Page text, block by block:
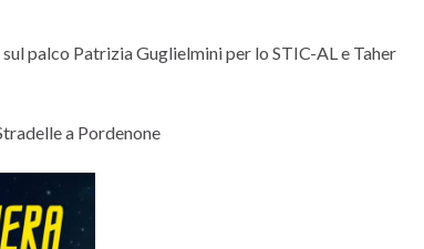
palco Patrizia Guglielmini per lo STIC-AL e Taher
a Pordenone